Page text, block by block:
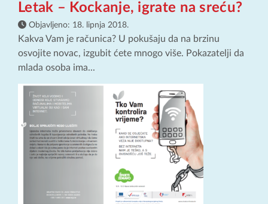
Letak – Kockanje, igrate na sreću?
Objavljeno: 18. lipnja 2018.
Kakva Vam je računica? U pokušaju da na brzinu
osvojite novac, izgubit ćete mnogo više. Pokazatelji da
mlada osoba ima...